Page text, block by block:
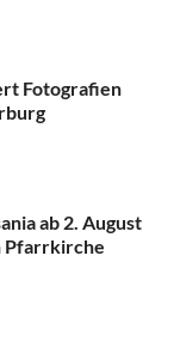
Fotografien
ab 2. August
Pfarrkirche